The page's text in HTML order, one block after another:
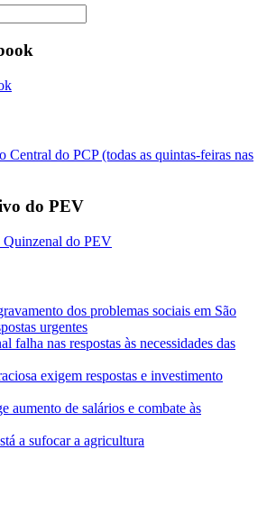
do PEV
dos problemas sociais em São
urgentes
falha nas respostas às necessidades das
exigem respostas e investimento
aumento de salários e combate às
a sufocar a agricultura